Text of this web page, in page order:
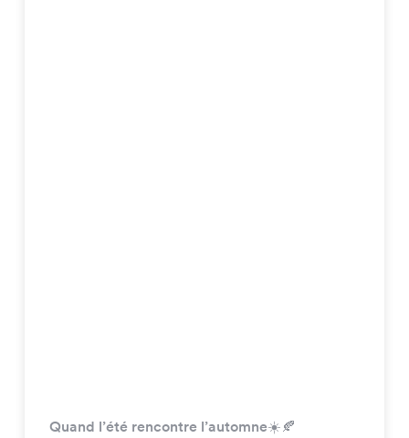
Quand l’été rencontre l’automne☀️🍂